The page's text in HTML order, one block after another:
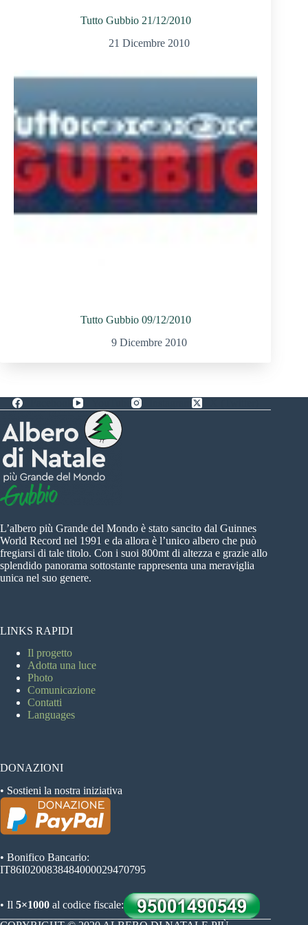
Tutto Gubbio 21/12/2010
21 Dicembre 2010
Tutto Gubbio 09/12/2010
9 Dicembre 2010
Facebook
L’albero più Grande del Mondo è stato sancito dal Guinnes
World Record nel 1991 e da allora è l’unico albero che può
fregiarsi di tale titolo. Con i suoi 800mt di altezza e grazie allo
splendido panorama sottostante rappresenta una meraviglia
unica nel suo genere.
LINKS RAPIDI
Il progetto
Adotta una luce
Photo
Comunicazione
Contatti
Languages
DONAZIONI
• Sostieni la nostra iniziativa
• Bonifico Bancario:
IT86I0200838484000029470795
• Il 5×1000 al codice fiscale: